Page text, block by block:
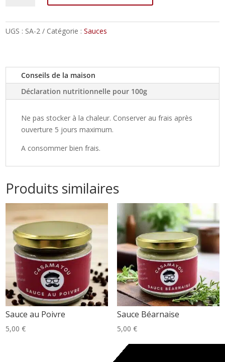
l'échalote
vin)
UGS : SA-2 Catégorie :Sauces
Conseils de la maison
Déclaration nutritionnelle pour 100g
Ne pas stocker à la chaleur. Conserver au frais après
ouverture 5 jours maximum.
A consommer bien frais.
Produits similaires
Sauce au Poivre
5,00€
Sauce Béarnaise
5,00 €